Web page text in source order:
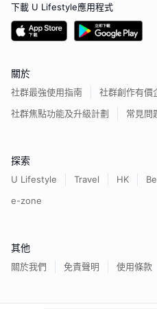
下載 U Lifestyle應用程式
關於
社群最強使用指南
社群創作有價
社群焦點功能及升級計劃
常見問
探索
U Lifestyle Travel HK
e-zone
其他
關於我們 免責聲明 使用條款